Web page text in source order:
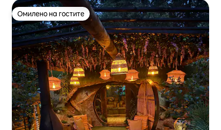
Омилено на гостите
Омилено на гостите